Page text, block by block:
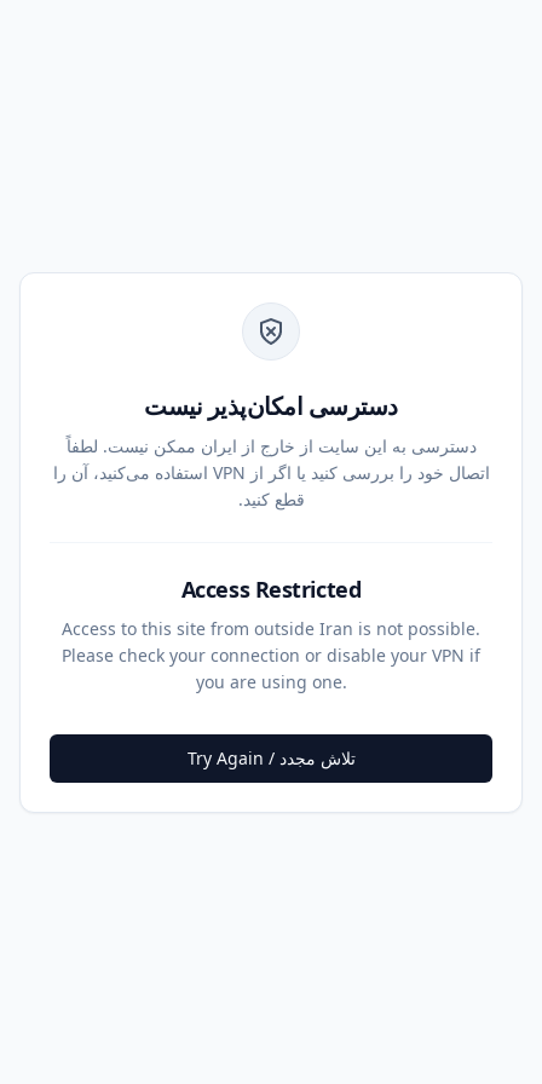
دسترسی امکان‌پذیر نیست
دسترسی به این سایت از خارج از ایران ممکن نیست. لطفاً
اتصال خود را بررسی کنید یا اگر از VPN استفاده می‌کنید، آن را
قطع کنید.
Access Restricted
Access to this site from outside Iran is not possible.
Please check your connection or disable your VPN if
you are using one.
تلاش مجدد / Try Again